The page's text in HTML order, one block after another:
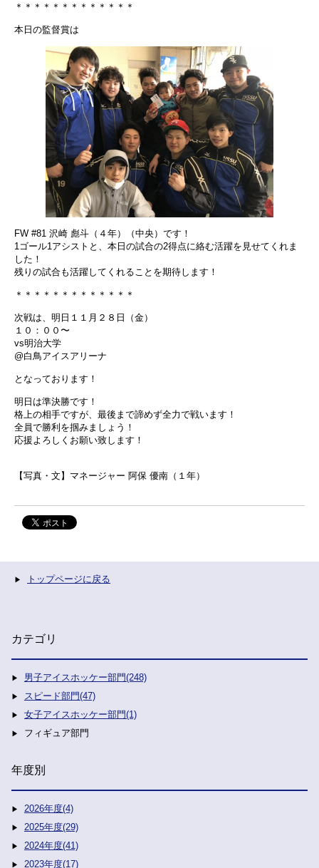
＊＊＊＊＊＊＊＊＊＊＊＊＊
本日の監督賞は
FW #81 沢崎 彪斗（４年）（中央）です！
1ゴール1アシストと、本日の試合の2得点に絡む活躍を見せてくれま
した！
残りの試合も活躍してくれることを期待します！
＊＊＊＊＊＊＊＊＊＊＊＊＊
次戦は、明日１１月２８日（金）
１０：００〜
vs明治大学
@白鳥アイスアリーナ
となっております！
明日は準決勝です！
格上の相手ですが、最後まで諦めず全力で戦います！
全員で勝利を掴みましょう！
応援よろしくお願い致します！
【写真・文】マネージャー 阿保 優南（１年）
トップページに戻る
カテゴリ
男子アイスホッケー部門(248)
スピード部門(47)
女子アイスホッケー部門(1)
フィギュア部門
年度別
2026年度(4)
2025年度(29)
2024年度(41)
2023年度(17)